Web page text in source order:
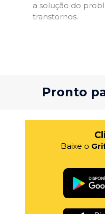
a solução do
transtornos.
Pronto
Baixe o